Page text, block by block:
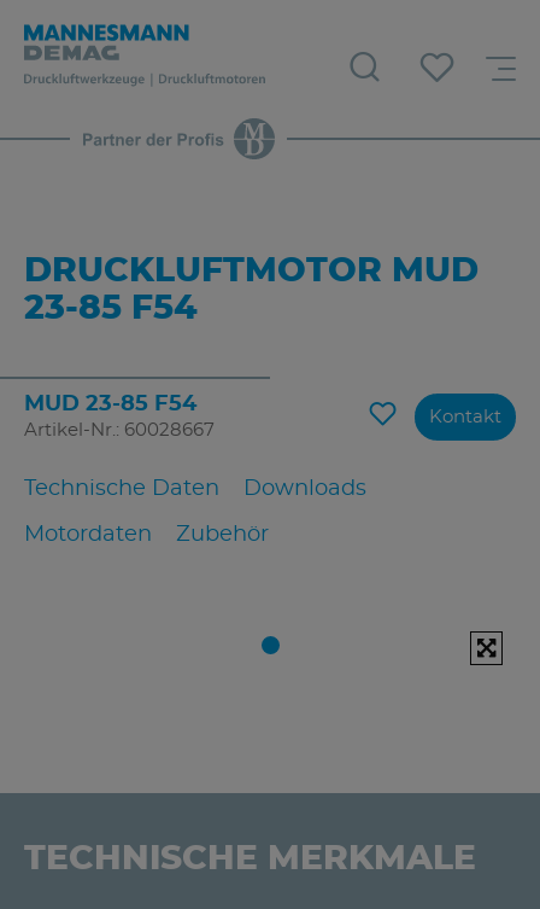
DRUCKLUFTMOTOR MUD
23-85 F54
MUD 23-85 F54
Artikel-Nr.: 60028667
Technische Daten Downloads
Motordaten Zubehör
Kontakt
TECHNISCHE MERKMALE